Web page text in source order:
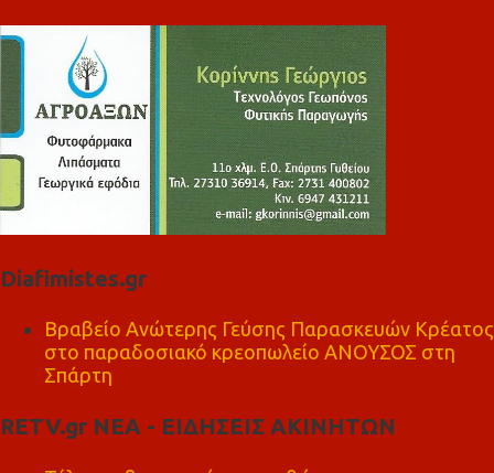
Diafimistes.gr
Βραβείο Ανώτερης Γεύσης Παρασκευών Κρέατος
στο παραδοσιακό κρεοπωλείο ΑΝΟΥΣΟΣ στη
Σπάρτη
RETV.gr ΝΕΑ - ΕΙΔΗΣΕΙΣ ΑΚΙΝΗΤΩΝ